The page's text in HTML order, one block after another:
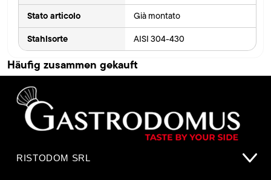
Stato articolo Già montato
Stahlsorte AISI 304-430
Häufig zusammen gekauft
RISTODOM SRL